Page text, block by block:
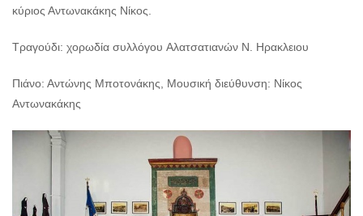
κύριος Αντωνακάκης Νίκος.
Τραγούδι: χορωδία συλλόγου Aλατσατιανών Ν. Ηρακλειου
Πιάνο: Αντώνης Μποτονάκης, Μουσική διεύθυνση: Νίκος
Αντωνακάκης